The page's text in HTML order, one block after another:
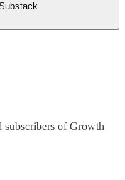
subscribers of Growth